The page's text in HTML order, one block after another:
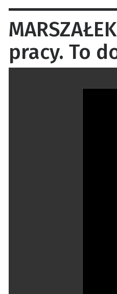
pracy. To